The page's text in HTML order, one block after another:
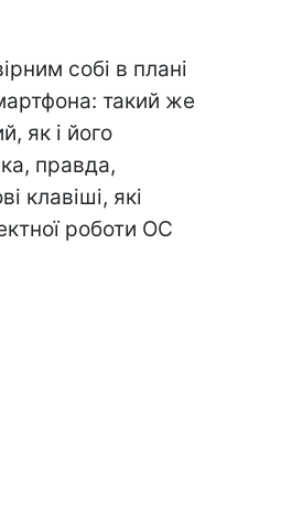
собі в плані
такий же
як і його
правда,
клавіші, які
роботи ОС